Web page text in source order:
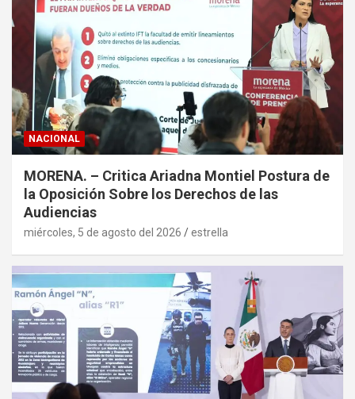
NACIONAL
MORENA. – Critica Ariadna Montiel Postura de
la Oposición Sobre los Derechos de las
Audiencias
miércoles, 5 de agosto del 2026 estrella